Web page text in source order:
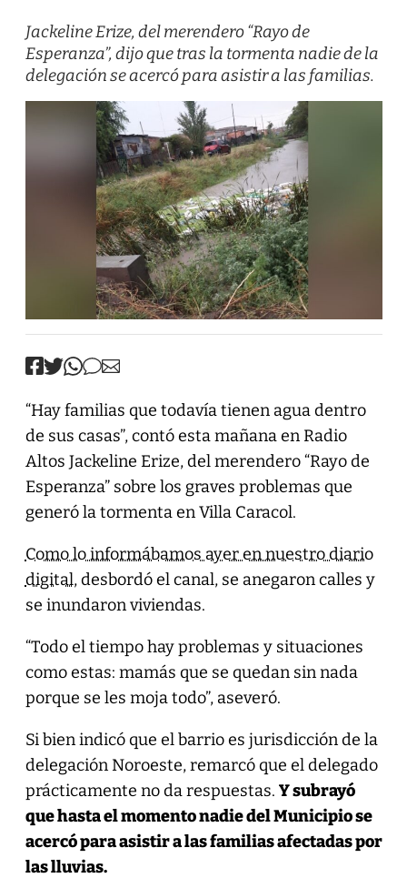
Jackeline Erize, del merendero “Rayo de
Esperanza”, dijo que tras la tormenta nadie de la
delegación se acercó para asistir a las familias.
“Hay familias que todavía tienen agua dentro
de sus casas”, contó esta mañana en Radio
Altos Jackeline Erize, del merendero “Rayo de
Esperanza” sobre los graves problemas que
generó la tormenta en Villa Caracol.
Como lo informábamos ayer en nuestro diario
digital, desbordó el canal, se anegaron calles y
se inundaron viviendas.
“Todo el tiempo hay problemas y situaciones
como estas: mamás que se quedan sin nada
porque se les moja todo”, aseveró.
Si bien indicó que el barrio es jurisdicción de la
delegación Noroeste, remarcó que el delegado
prácticamente no da respuestas. Y subrayó
que hasta el momento nadie del Municipio se
acercó para asistir a las familias afectadas por
las lluvias.